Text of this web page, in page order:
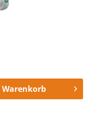
Warenkorb